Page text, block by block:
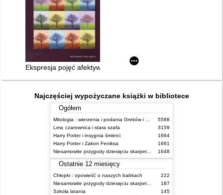
Ekspresja pojęć afektywnych w narracjach osób z
Najczęściej wypożyczane książki w bibliotece
Ogółem
Mitologia : wierzenia i podania Greków i Rzymian
5588
Lew, czarownica i stara szafa
3159
Harry Potter i insygnia śmierci
1664
Harry Potter i Zakon Feniksa
1661
Niesamowite przygody dziesięciu skarpetek (czterech prawych i sześciu lewych)
1648
Ostatnie 12 miesięcy
Chłopki : opowieść o naszych babkach
222
Niesamowite przygody dziesięciu skarpetek (czterech prawych i sześciu lewych)
187
Szkoła latania
145